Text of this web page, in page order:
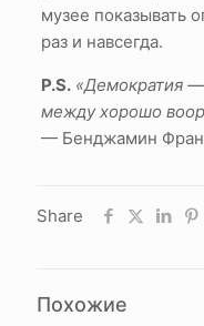
музее показывать
раз и навсегда.
P.S. «Демократия —
между хорошо
— Бенджамин
Share
Похожие